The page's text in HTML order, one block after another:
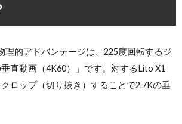
理的アドバンテージは、225度回転するジ
直動画（4K60）」です。対するLito X1
ロップ（切り抜き）することで2.7Kの垂